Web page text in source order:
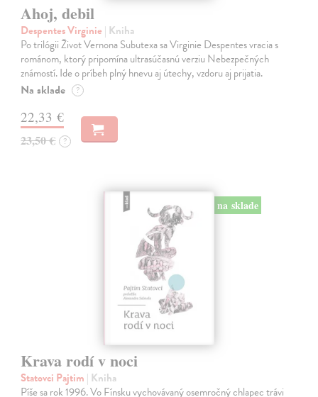
Ahoj, debil
Despentes Virginie | Kniha
Po trilógii Život Vernona Subutexa sa Virginie Despentes vracia s
románom, ktorý pripomína ultrasúčasnú verziu Nebezpečných
známostí. Ide o príbeh plný hnevu aj útechy, vzdoru aj prijatia.
Na sklade ?
22,33 €
23,50 € ?
na sklade
Krava rodí v noci
Statovci Pajtim | Kniha
Píše sa rok 1996. Vo Fínsku vychovávaný osemročný chlapec trávi